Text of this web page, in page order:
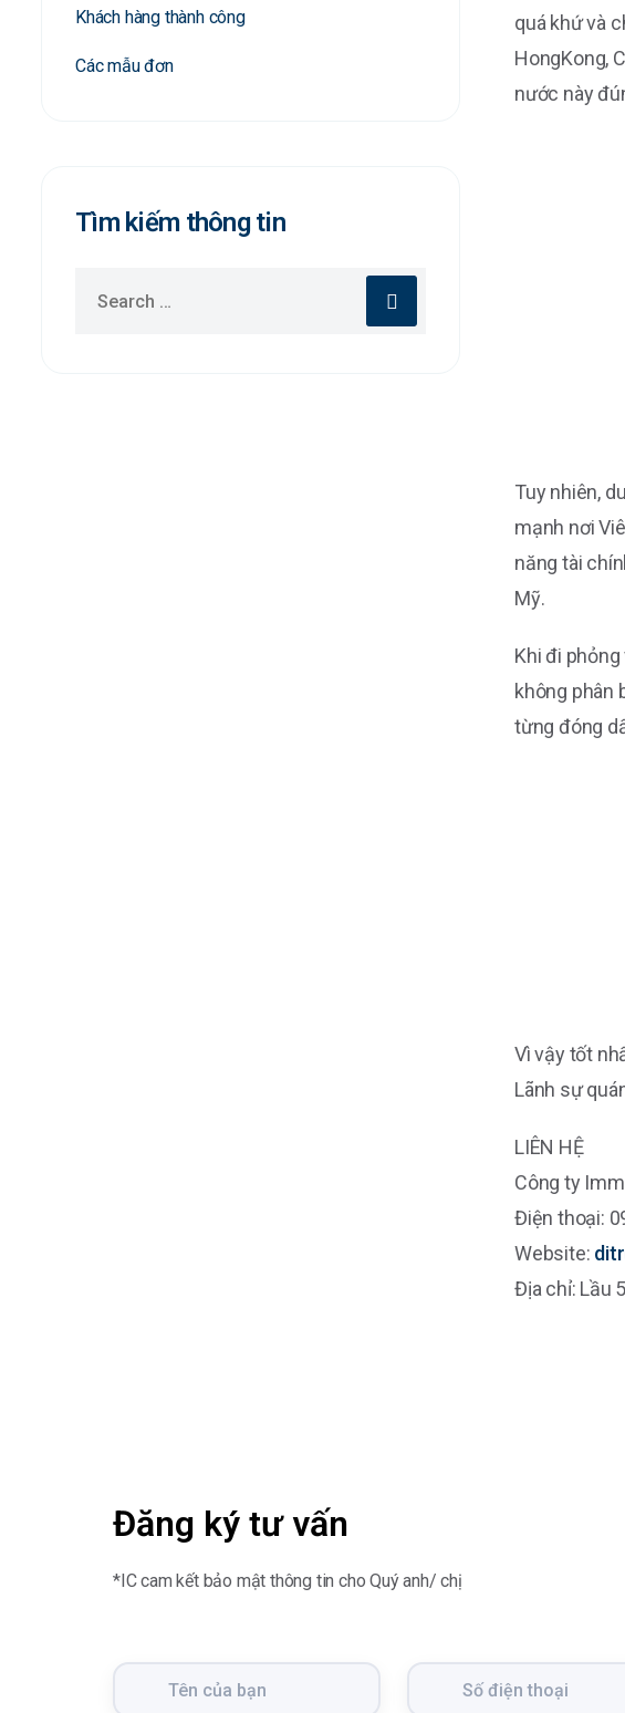
Khách hàng thành công
Các mẫu đơn
Tìm kiếm thông tin
quá khứ và
HongKong,
nước này
Tuy nhiên,
mạnh nơi
năng tài
Mỹ.
Khi đi
không phân
từng đóng
Vì vậy tốt
Lãnh sự
LIÊN HỆ
Công ty
Điện thoại:
Website:
Địa chỉ: Lầu
Đăng ký tư vấn
*IC cam kết bảo mật thông tin cho Quý anh/ chị